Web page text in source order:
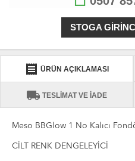
STOGA
receipt ÜRÜN AÇIKLAMASI
local_shipping TESLİMAT VE İADE
Meso BBGlow 1 No Kalıcı
CİLT RENK DENGELEYİCİ